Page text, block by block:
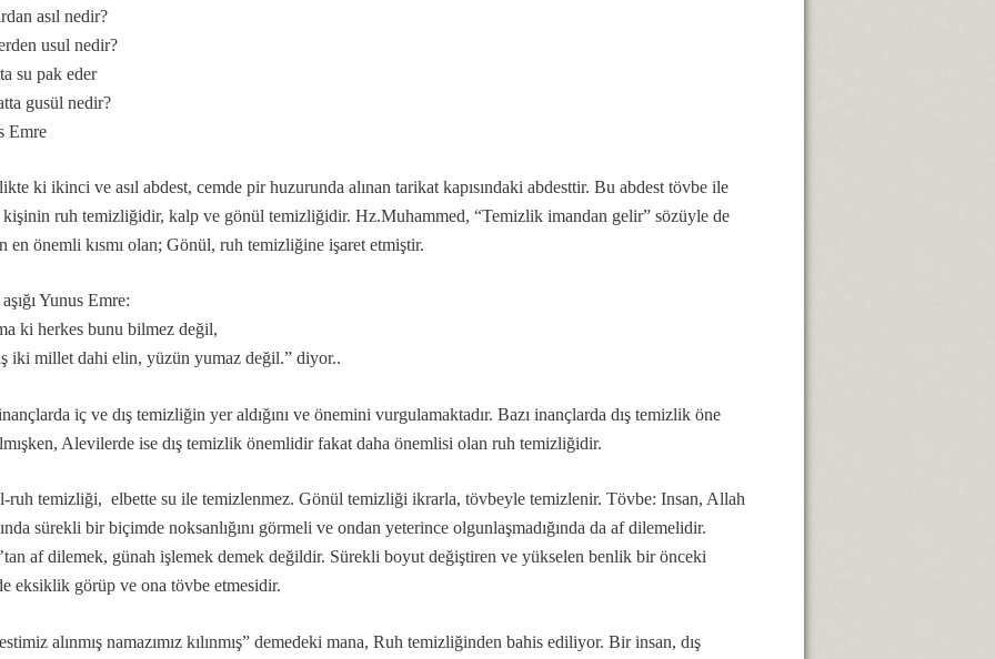
deyimi
asıl nedir?
usul nedir?
su pak eder
gusül nedir?
Emre
ki ikinci ve asıl abdest, cemde pir huzurunda alınan tarikat kapısındaki abdesttir. Bu abdest tövbe ile
kişinin ruh temizliğidir, kalp ve gönül temizliğidir. Hz.Muhammed, “Temizlik imandan gelir” sözüyle de
en önemli kısmı olan; Gönül, ruh temizliğine işaret etmiştir.
Yunus Emre:
ki herkes bunu bilmez değil,
iki millet dahi elin, yüzün yumaz değil.” diyor..
iç ve dış temizliğin yer aldığını ve önemini vurgulamaktadır. Bazı inançlarda dış temizlik öne
Alevilerde ise dış temizlik önemlidir fakat daha önemlisi olan ruh temizliğidir.
ruh temizliği, elbette su ile temizlenmez. Gönül temizliği ikrarla, tövbeyle temizlenir. Tövbe: Insan, Allah
sürekli bir biçimde noksanlığını görmeli ve ondan yeterince olgunlaşmadığında da af dilemelidir.
af dilemek, günah işlemek demek değildir. Sürekli boyut değiştiren ve yükselen benlik bir önceki
eksiklik görüp ve ona tövbe etmesidir.
alınmış namazımız kılınmış” demedeki mana, Ruh temizliğinden bahis ediliyor. Bir insan, dış